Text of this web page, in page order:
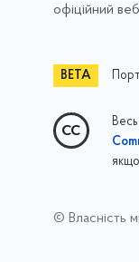
офіційний
© Власність